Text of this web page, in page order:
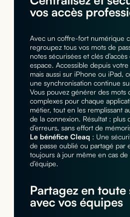
vos accès
Avec un coffre-fort numérique
regroupez tous vos mots de
notes sécurisées et clés
espace. Accessible depuis
mais aussi sur iPhone ou iPad,
une synchronisation continue
Vous pouvez générer des mots
complexes pour chaque
métier, tout en les remplissant
de la connexion. Résultat : plus
d’erreurs, sans effort de
Le bénéfice Cleaq : Une
de passe oublié ou partagé par
toujours à jour même en cas
d’équipe.
Partagez en
avec vos équipes